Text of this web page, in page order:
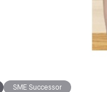
SME Successor